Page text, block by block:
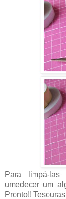
Para limpá-
umedecer um
Pronto!!